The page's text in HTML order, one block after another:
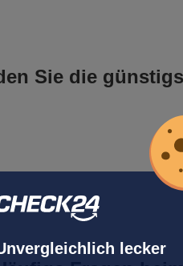
lecker
Astrid B.
Abholort: Bari
Vermieter: Avis
Bergen Björn S.
abgegeben am
Abholort: Bari
Vermieter:
Peter R.
Sie die